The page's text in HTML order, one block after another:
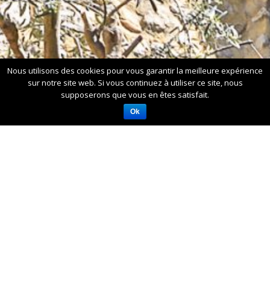
Nous utilisons des cookies pour vous garantir la meilleure expérience
sur notre site web. Si vous continuez à utiliser ce site, nous
supposerons que vous en êtes satisfait.
Ok